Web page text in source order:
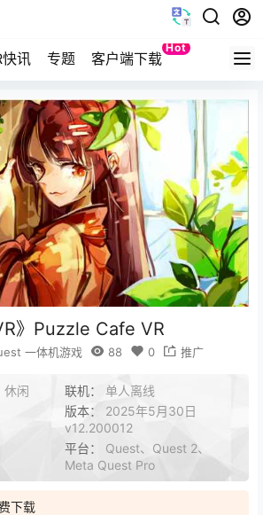
快讯 专题 客户端下载
Hot
Quest
》Puzzle Cafe VR
一体机游戏 88 0 推广
休闲 联机： 单人离线
版本： 2025年5月30日
v12.200012
平台： Quest、Quest 2、
Meta Quest Pro
下载